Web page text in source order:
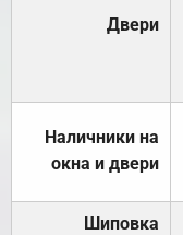
Двери
Наличники на
окна и двери
Шиповка